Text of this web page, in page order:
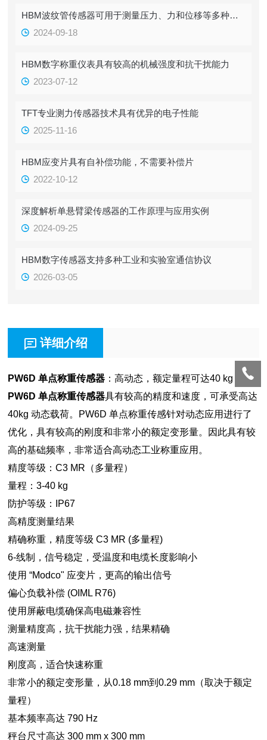
HBM波纹管传感器可用于测量压力、力和位移等多种物理量
2024-09-18
HBM数字称重仪表具有较高的机械强度和抗干扰能力
2023-07-12
TFT专业测力传感器技术具有优异的电子性能
2025-11-16
HBM应变片具有自补偿功能，不需要补偿片
2022-10-12
深度解析单悬臂梁传感器的工作原理与应用实例
2024-09-25
HBM数字传感器支持多种工业和实验室通信协议
2026-03-05
详细介绍
PW6D 单点称重传感器 ：高动态，额定量程可达40 kg
PW6D 单点称重传感器具有较高的精度和速度，可承受高达
40kg 动态载荷。PW6D 单点称重传感针对动态应用进行了
优化，具有较高的刚度和非常小的额定变形量。因此具有较
高的基础频率，非常适合高动态工业称重应用。
精度等级：C3 MR（多量程）
量程：3-40 kg
防护等级：IP67
高精度测量结果
精确称重，精度等级 C3 MR (多量程)
6-线制，信号稳定，受温度和电缆长度影响小
使用 “Modco" 应变片，更高的输出信号
偏心负载补偿 (OIML R76)
使用屏蔽电缆确保高电磁兼容性
测量精度高，抗干扰能力强，结果精确
高速测量
刚度高，适合快速称重
非常小的额定变形量，从0.18 mm到0.29 mm（取决于额定
量程）
基本频率高达 790 Hz
秤台尺寸高达 300 mm x 300 mm